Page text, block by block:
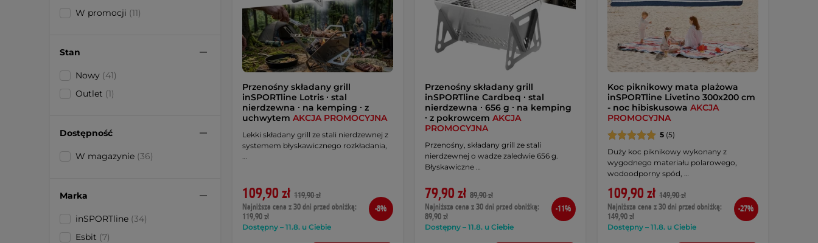
W promocji (11)
Stan
Nowy (41)
Outlet (1)
Dostępność
W magazynie (36)
Marka
inSPORTline (34)
Esbit (7)
Przenośny składany grill
inSPORTline Lotris ∙ stal
nierdzewna ∙ na kemping ∙ z
uchwytem AKCJA PROMOCYJNA
Lekki składany grill ze stali nierdzewnej z
systemem błyskawicznego rozkładania,
109,90 zł 119,90 zł
Najniższa cena z 30 dni przed obniżką:
119,90 zł
Dostępny – 11.8. u Ciebie
-8%
Przenośny składany grill
inSPORTline Cardbeq ∙ stal
nierdzewna ∙ 656 g ∙ na kemping
∙ z pokrowcem AKCJA
PROMOCYJNA
Przenośny, składany grill ze stali
nierdzewnej o wadze zaledwie 656 g.
Błyskawiczne …
79,90 zł 89,90 zł
Najniższa cena z 30 dni przed obniżką:
89,90 zł
Dostępny – 11.8. u Ciebie
-11%
Koc piknikowy mata plażowa
inSPORTline Livetino 300x200 cm
- noc hibiskusowa AKCJA
PROMOCYJNA
5(5)
Duży koc piknikowy wykonany z
wygodnego materiału polarowego,
wodoodporny spód, …
109,90 zł 149,90 zł
Najniższa cena z 30 dni przed obniżką:
149,90 zł
Dostępny – 11.8. u Ciebie
-27%